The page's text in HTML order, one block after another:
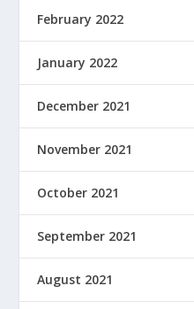
February 2022
January 2022
December 2021
November 2021
October 2021
September 2021
August 2021